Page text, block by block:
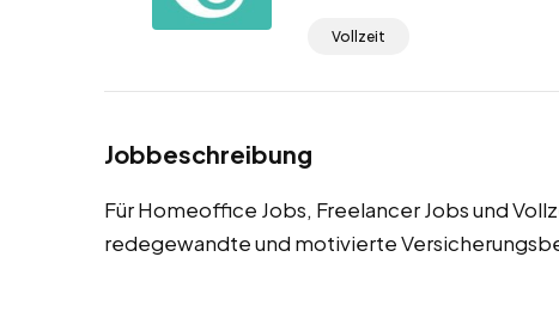
Vollzeit
Jobbeschreibung
Für Homeoffice Jobs, Freelancer Jobs und
redegewandte und motivierte